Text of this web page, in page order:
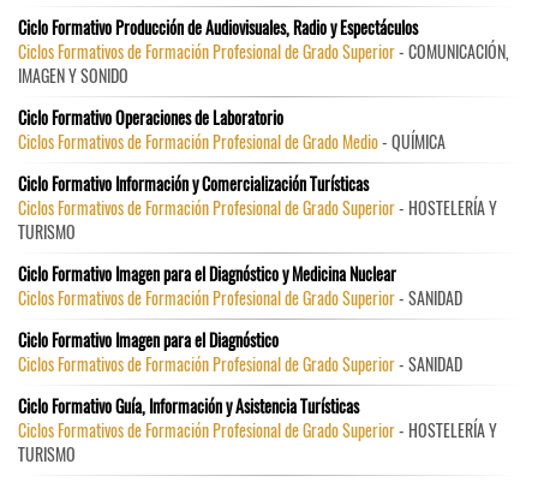
Ciclo Formativo Producción de Audiovisuales, Radio y Espectáculos
Ciclos Formativos de Formación Profesional de Grado Superior- COMUNICACIÓN,
IMAGEN Y SONIDO
Ciclo Formativo Operaciones de Laboratorio
Ciclos Formativos de Formación Profesional de Grado Medio- QUÍMICA
Ciclo Formativo Información y Comercialización Turísticas
Ciclos Formativos de Formación Profesional de Grado Superior- HOSTELERÍA Y
TURISMO
Ciclo Formativo Imagen para el Diagnóstico y Medicina Nuclear
Ciclos Formativos de Formación Profesional de Grado Superior- SANIDAD
Ciclo Formativo Imagen para el Diagnóstico
Ciclos Formativos de Formación Profesional de Grado Superior- SANIDAD
Ciclo Formativo Guía, Información y Asistencia Turísticas
Ciclos Formativos de Formación Profesional de Grado Superior- HOSTELERÍA Y
TURISMO